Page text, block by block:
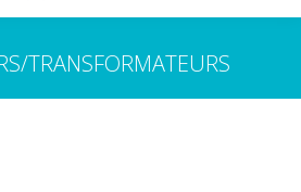
TRANSFORMATEURS